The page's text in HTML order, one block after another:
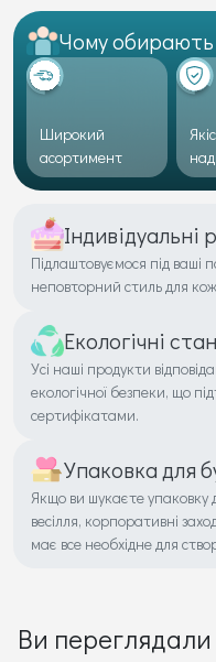
Чому обирають
Широкий
асортимент
Індивідуальні
Підлаштовуємося під
неповторний стиль для
Екологічні
Усі наші продукти
екологічної безпеки, що
сертифікатами.
Упаковка для
Якщо ви шукаєте упаковку
весілля, корпоративні
має все необхідне для
Ви переглядали